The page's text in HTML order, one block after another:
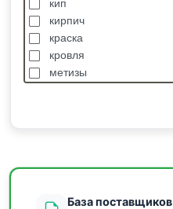
кип
кирпич
краска
кровля
метизы
База поставщиков